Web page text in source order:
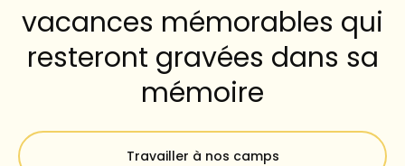
vacances mémorables qui
resteront gravées dans sa
mémoire
Travailler à nos camps